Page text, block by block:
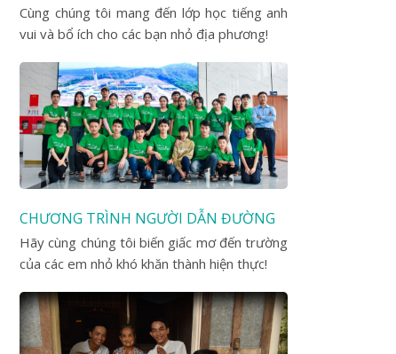
Cùng chúng tôi mang đến lớp học tiếng anh
vui và bổ ích cho các bạn nhỏ địa phương!
CHƯƠNG TRÌNH NGƯỜI DẪN ĐƯỜNG
Hãy cùng chúng tôi biến giấc mơ đến trường
của các em nhỏ khó khăn thành hiện thực!